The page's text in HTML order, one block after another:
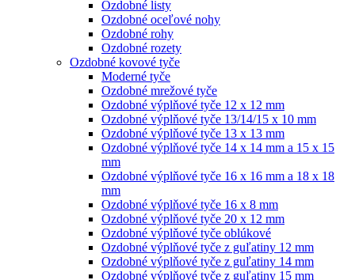
Ozdobné listy
Ozdobné oceľové nohy
Ozdobné rohy
Ozdobné rozety
Ozdobné kovové tyče
Moderné tyče
Ozdobné mrežové tyče
Ozdobné výplňové tyče 12 x 12 mm
Ozdobné výplňové tyče 13/14/15 x 10 mm
Ozdobné výplňové tyče 13 x 13 mm
Ozdobné výplňové tyče 14 x 14 mm a 15 x 15
mm
Ozdobné výplňové tyče 16 x 16 mm a 18 x 18
mm
Ozdobné výplňové tyče 16 x 8 mm
Ozdobné výplňové tyče 20 x 12 mm
Ozdobné výplňové tyče oblúkové
Ozdobné výplňové tyče z guľatiny 12 mm
Ozdobné výplňové tyče z guľatiny 14 mm
Ozdobné výplňové tyče z guľatiny 15 mm